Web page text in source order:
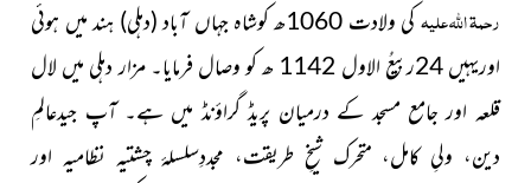
رحمۃ اللہ علیہ کی ولادت 1060ھ کوشاہ جہاں آباد (دہلی) ہند میں ہوئی
اوریہیں 24ربیعُ الاول 1142 ھ کو وصال فرمایا۔ مزار دہلی میں لال
قلعہ اور جامع مسجد کے درمیان پریڈ گراؤنڈ میں ہے۔ آپ جیدعالمِ
دین، ولیِ کامل، متحرک شیخِ طریقت، مجددِسلسلۂ چشتیہ نظامیہ اور